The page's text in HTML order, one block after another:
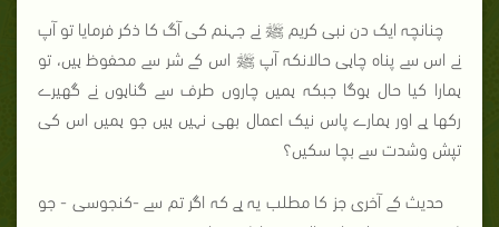
چنانچہ ایک دن نبی کریم ﷺ نے جہنم کی آگ کا ذکر فرمایا تو آپ
نے اس سے پناہ چاہی حالانکہ آپ ﷺ اس کے شر سے محفوظ ہیں، تو
ہمارا کیا حال ہوگا جبکہ ہمیں چاروں طرف سے گناہوں نے گھیرے
رکھا ہے اور ہمارے پاس نیک اعمال بھی نہیں ہیں جو ہمیں اس کی
تپش وشدت سے بچا سکیں؟
حدیث کے آخری جز کا مطلب یہ ہے کہ اگر تم سے -کنجوسی - جو